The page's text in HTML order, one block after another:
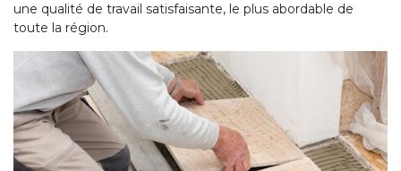
une qualité de travail satisfaisante, le plus abordable de
toute la région.